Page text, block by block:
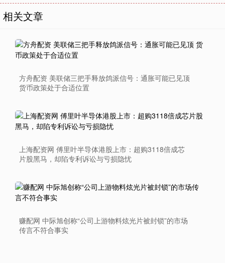
相关文章
方舟配资 美联储三把手释放鸽派信号：通胀可能已见顶
货币政策处于合适位置
上海配资网 傅里叶半导体港股上市：超购3118倍成芯
片股黑马，却陷专利诉讼与亏损隐忧
赚配网 中际旭创称“公司上游物料炫光片被封锁”的市场
传言不符合事实